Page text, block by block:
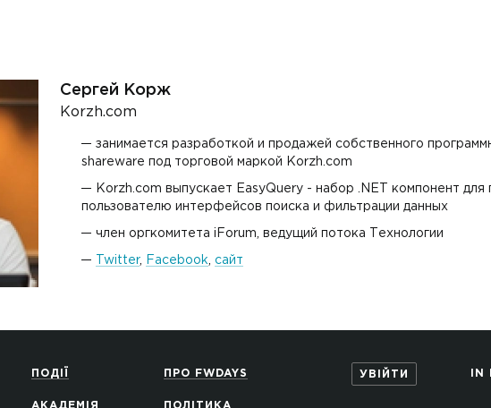
Сергей Корж
Korzh.com
занимается разработкой и продажей собственного
shareware под торговой маркой Korzh.com
Korzh.com выпускает EasyQuery - набор .NET компонент
пользователю интерфейсов поиска и фильтрации данных
член оргкомитета iForum, ведущий потока Технологии
Twitter, Facebook сайт
ПОДІЇ
АКАДЕМІЯ
ПРО FWDAYS
ПОЛІТИКА
УВІЙТИ IN